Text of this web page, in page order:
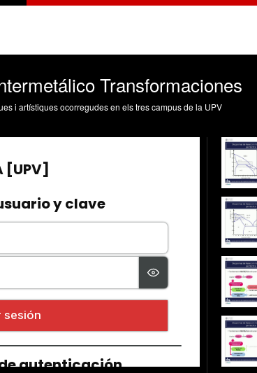
Transformaciones
i artístiques ocorregudes en els tres campus de la UPV